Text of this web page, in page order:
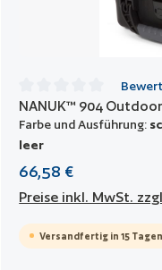
Durchschnittliche
NANUK™ 904
Farbe und Ausführung:
leer
66,58 €
Preise inkl. MwSt.
Versandfertig in 15